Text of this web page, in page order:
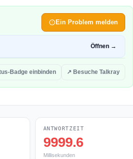
Ein Problem melden
Öffnen →
Badge einbinden ↗ Besuche Talkray
ANTWORTZEIT
9999.6
Millisekunden